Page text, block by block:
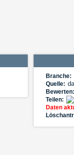
Branche:
Quelle:
Bewerten:
Teilen:
Daten